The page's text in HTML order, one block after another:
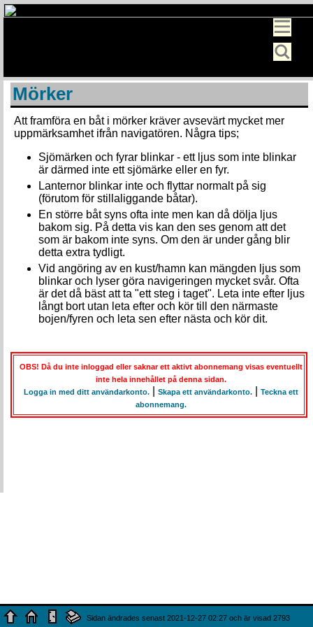
Mörker
Att framföra en båt i mörker kräver avsevärt mycket mer
uppmärksamhet ifrån navigatören. Några tips;
Sjömärken och fyrar blinkar - ett ljus som inte blinkar
är därmed inte ett sjömärke eller en fyr.
Lanternor blinkar inte och flyttar normalt på sig
(förutom för stillaliggande båtar).
En större båt syns ofta inte men kan då dölja ljus
bakom sig. På detta vis kan den ses genom att det
som är bakom inte syns. Om den är under gång blir
detta extra tydligt.
Vid angöring av en kust/hamn kan mängden ljus som
blinkar och lyser göra navigeringen mycket svår. Ofta
är det då bäst att ta "ett steg i taget". Leta inte efter ljus
långt bort utan leta efter och kör till den närmaste
bojen/fyren och leta sen efter nästa och kör dit.
OBS! Då du inte inloggad eller saknar ett aktivt abonnemang visas eventuellt
inte hela innehållet på denna sidan.
Logga in med ditt användarkonto.| Skapa ett användarkonto.|
Teckna ett
abonnemang.
Sidan ändrades senast 2021-12-27 02:27 och är visad 2793